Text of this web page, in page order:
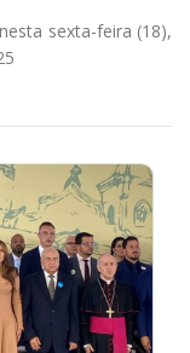
sexta-feira (18),